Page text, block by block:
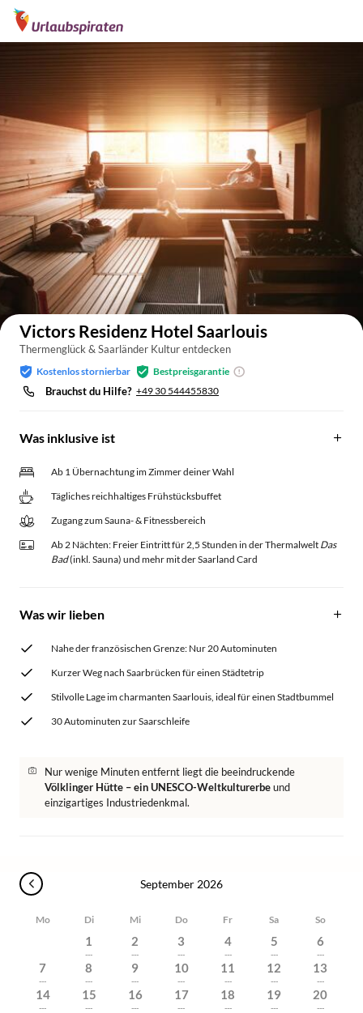
Auf der Karte anzeigen
Victors Residenz Hotel Saarlouis
Thermenglück & Saarländer Kultur entdecken
Kostenlos stornierbar Bestpreisgarantie
Brauchst du Hilfe? +49 30 544455830
Was inklusive ist
Ab 1 Übernachtung im Zimmer deiner Wahl
Tägliches reichhaltiges Frühstücksbuffet
Zugang zum Sauna- & Fitnessbereich
Ab 2 Nächten: Freier Eintritt für 2,5 Stunden in der Thermalwelt Das
Bad(inkl. Sauna) und mehr mit der Saarland Card
Was wir lieben
Nahe der französischen Grenze: Nur 20 Autominuten
Kurzer Weg nach Saarbrücken für einen Städtetrip
Stilvolle Lage im charmanten Saarlouis, ideal für einen Stadtbummel
30 Autominuten zur Saarschleife
Nur wenige Minuten entfernt liegt die beeindruckende
Völklinger Hütte – ein UNESCO-Weltkulturerbeund
einzigartiges Industriedenkmal.
September 2026
Mo Di Mi Do Fr Sa So
1
---
2
---
3
---
4
---
5
---
6
---
7
---
8
---
9
---
10
---
11
---
12
---
13
---
14
---
15
---
16
---
17
---
18
---
19
---
20
---